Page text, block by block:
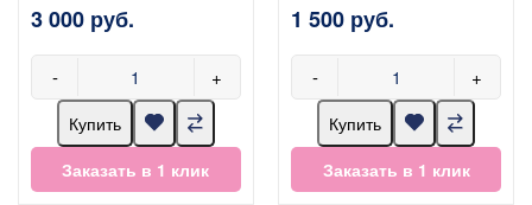
3 000 руб.
- +
Купить
Заказать в 1 клик
1 500 руб.
- +
Купить
Заказать в 1 клик